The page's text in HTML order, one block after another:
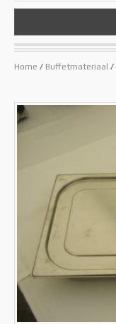
Home / Buffetmateriaal /